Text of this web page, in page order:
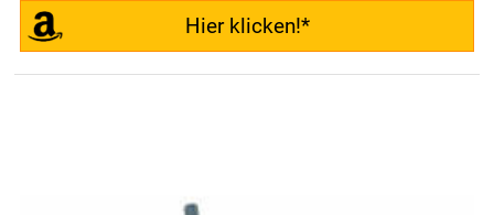
Hier klicken!*